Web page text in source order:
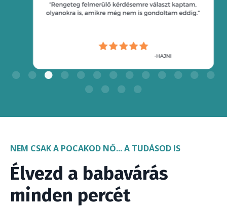
NEM CSAK A POCAKOD NŐ... A TUDÁSOD IS
Élvezd a babavárás
minden percét